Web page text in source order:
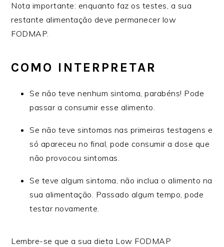
Nota importante: enquanto faz os testes, a sua
restante alimentação deve permanecer low
FODMAP.
COMO INTERPRETAR
Se não teve nenhum sintoma, parabéns! Pode
passar a consumir esse alimento.
Se não teve sintomas nas primeiras testagens e
só apareceu no final, pode consumir a dose que
não provocou sintomas.
Se teve algum sintoma, não inclua o alimento na
sua alimentação. Passado algum tempo, pode
testar novamente.
Lembre-se que a sua dieta Low FODMAP